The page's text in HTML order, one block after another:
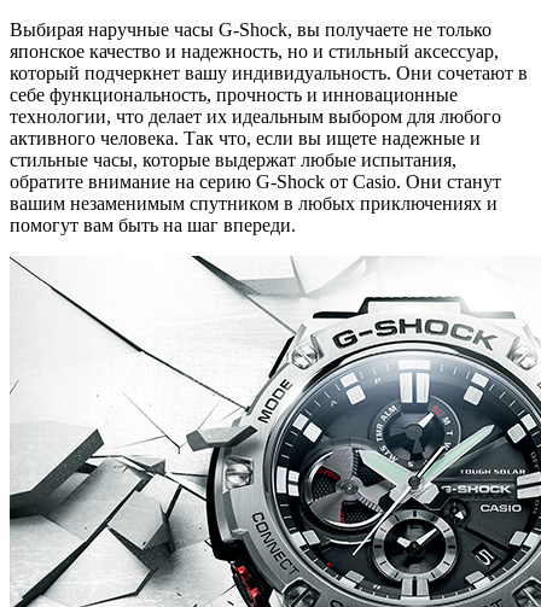
Выбирая наручные часы G-Shock, вы получаете не только
японское качество и надежность, но и стильный аксессуар,
который подчеркнет вашу индивидуальность. Они сочетают в
себе функциональность, прочность и инновационные
технологии, что делает их идеальным выбором для любого
активного человека. Так что, если вы ищете надежные и
стильные часы, которые выдержат любые испытания,
обратите внимание на серию G-Shock от Casio. Они станут
вашим незаменимым спутником в любых приключениях и
помогут вам быть на шаг впереди.